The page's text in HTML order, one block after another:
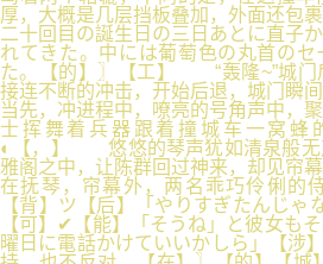
厚，大概是几层挡板叠加，外面还包
二十回目の誕生日の三日あとに直子
れてきた。中には葡萄色の丸首の
た。【的】〗【工】 “轰隆~”城门
接连不断的冲击，开始后退，城门瞬
当先，冲进程中，嘹亮的号角声中，
士挥舞着兵器跟着撞城车一窝蜂
◐【，】 悠悠的琴声犹如清泉般无
雅阁之中，让陈群回过神来，却见帘
在抚琴，帘幕外，两名乖巧伶俐的
【背】ツ【后】「やりすぎたんじゃ
【可】✔【能】「そうね」と彼女も
曜日に電話かけていいかしら」【